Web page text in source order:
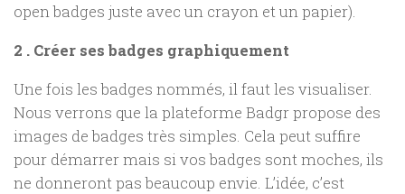
open badges juste avec un crayon et un papier).
2 . Créer ses badges graphiquement
Une fois les badges nommés, il faut les visualiser.
Nous verrons que la plateforme Badgr propose des
images de badges très simples. Cela peut suffire
pour démarrer mais si vos badges sont moches, ils
ne donneront pas beaucoup envie. L’idée, c’est